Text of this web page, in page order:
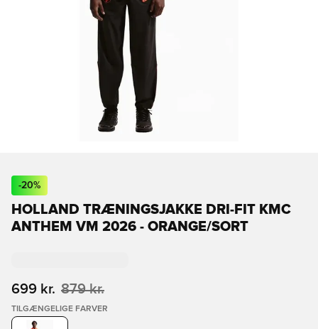
-20%
HOLLAND TRÆNINGSJAKKE DRI-FIT KMC
ANTHEM VM 2026 - ORANGE/SORT
699 kr. 879 kr.
TILGÆNGELIGE FARVER